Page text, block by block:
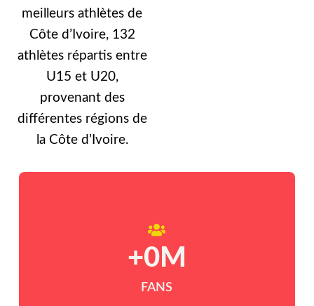
meilleurs athlètes de
Côte d’Ivoire, 132
athlètes répartis entre
U15 et U20,
provenant des
différentes régions de
la Côte d’Ivoire.
FANS
+0 M